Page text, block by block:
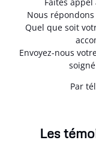
Nous
Quel que soit
Envoyez-nous
Par
Les